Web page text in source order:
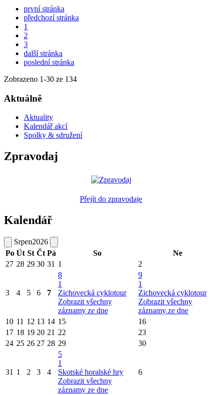
první stránka
předchozí stránka
1
2
3
další stránka
poslední stránka
Zobrazeno 1-30 ze 134
Aktuálně
Aktuality
Kalendář akcí
Spolky & sdružení
Zpravodaj
Přejít do zpravodaje
Kalendář
Srpen2026
Po Út St Čt Pá So
Ne
27 28 29 30 31 1 2
3 4 5 6 7
8
1
Zichovecká cyklotour
Zobrazit všechny
záznamy ze dne
9
1
Zichovecká cyklotour
Zobrazit všechny
záznamy ze dne
10 11 12 13 14 15
16
17 18 19 20 21 22
23
24 25 26 27 28 29 30
31 1 2 3 4
5
1
Skotské horalské hry
Zobrazit všechny
záznamy ze dne
6